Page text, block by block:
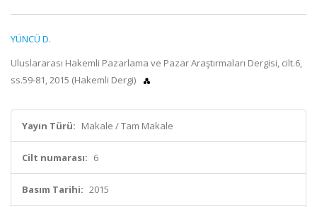
YÜNCÜ D.
Uluslararası Hakemli Pazarlama ve Pazar Araştırmaları Dergisi, cilt.6,
ss.59-81, 2015 (Hakemli Dergi)
Yayın Türü: Makale / Tam Makale
Cilt numarası: 6
Basım Tarihi: 2015